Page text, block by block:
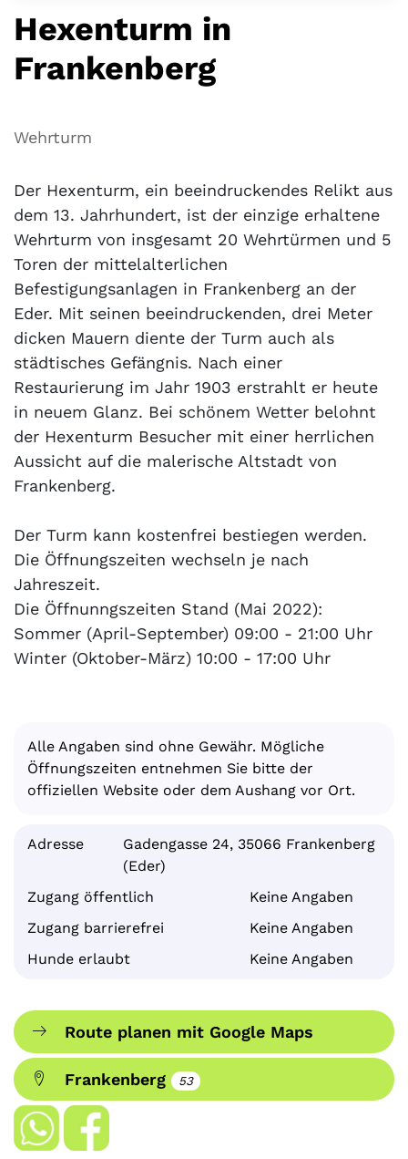
Hexenturm in
Frankenberg
Wehrturm
Der Hexenturm, ein beeindruckendes Relikt aus
dem 13. Jahrhundert, ist der einzige erhaltene
Wehrturm von insgesamt 20 Wehrtürmen und 5
Toren der mittelalterlichen
Befestigungsanlagen in Frankenberg an der
Eder. Mit seinen beeindruckenden, drei Meter
dicken Mauern diente der Turm auch als
städtisches Gefängnis. Nach einer
Restaurierung im Jahr 1903 erstrahlt er heute
in neuem Glanz. Bei schönem Wetter belohnt
der Hexenturm Besucher mit einer herrlichen
Aussicht auf die malerische Altstadt von
Frankenberg.
Der Turm kann kostenfrei bestiegen werden.
Die Öffnungszeiten wechseln je nach
Jahreszeit.
Die Öffnunngszeiten Stand (Mai 2022):
Sommer (April-September) 09:00 - 21:00 Uhr
Winter (Oktober-März) 10:00 - 17:00 Uhr
Alle Angaben sind ohne Gewähr. Mögliche
Öffnungszeiten entnehmen Sie bitte der
offiziellen Website oder dem Aushang vor Ort.
Adresse
Gadengasse 24, 35066 Frankenberg
(Eder)
Zugang öffentlich
Keine Angaben
Zugang barrierefrei
Keine Angaben
Hunde erlaubt
Keine Angaben
Route planen mit Google Maps
Frankenberg 53